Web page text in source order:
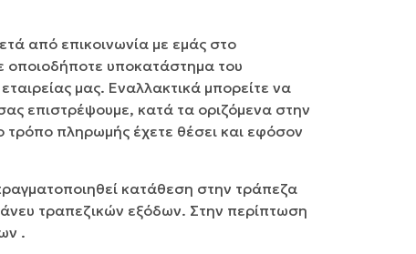
από επικοινωνία με εμάς στο
οποιοδήποτε υποκατάστημα του
μας. Εναλλακτικά μπορείτε να
επιστρέψουμε, κατά τα οριζόμενα στην
πληρωμής έχετε θέσει και εφόσον
κατάθεση στην τράπεζα
τραπεζικών εξόδων. Στην περίπτωση
.